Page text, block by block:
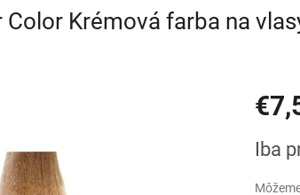
Color Krémová farba na
cena:
Iba